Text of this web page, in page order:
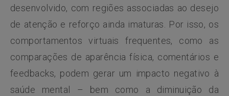
desenvolvido, com regiões associadas ao desejo
de atenção e reforço ainda imaturas. Por isso, os
comportamentos virtuais frequentes, como as
comparações de aparência física, comentários e
feedbacks, podem gerar um impacto negativo à
saúde mental – bem como a diminuição da